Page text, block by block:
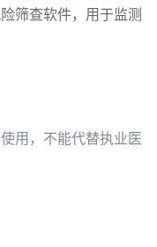
筛查软件，用于监测
用，不能代替执业医